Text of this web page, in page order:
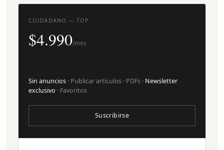
CIUDADANO — TOP
$4.990/mes
Sin anuncios · Publicar artículos · PDFs · Newsletter
exclusivo · Favoritos
Suscribirse